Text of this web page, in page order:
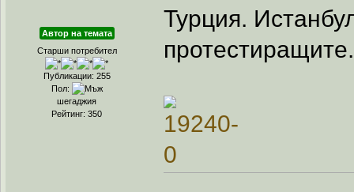
Автор на темата
Старши потребител
Публикации: 255
Пол:
шегаджия
Рейтинг: 350
Турция.